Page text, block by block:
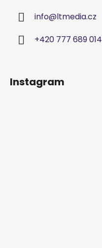
info@ltmedia.cz
+420 777 689 014
Instagram